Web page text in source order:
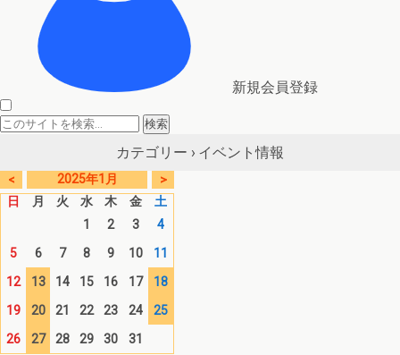
新規会員登録
カテゴリー › イベント情報
< 2025年1月
>
日
月 火 水 木 金
土
1
2 3
4
5
6 7 8 9 10
11
12
13 14 15 16 17
18
19
20 21 22 23 24
25
26
27 28 29 30 31